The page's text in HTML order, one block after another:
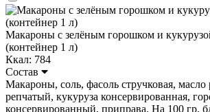
Макароны с зелёным горошком и
(контейнер 1 л)
Ккал: 784
Состав
Макароны, соль, фасоль стручковая, масло
репчатый, кукуруза консервированная,
консервированный, приправа. На 100 гр.